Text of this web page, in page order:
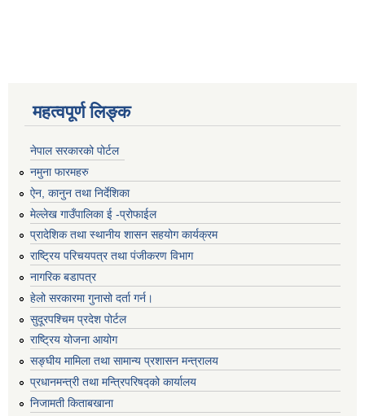
महत्वपूर्ण लिङ्क
नेपाल सरकारको पोर्टल
नमुना फारमहरु
ऐन, कानुन तथा निर्देशिका
मेल्लेख गाउँपालिका ई -प्रोफाईल
प्रादेशिक तथा स्थानीय शासन सहयोग कार्यक्रम
राष्ट्रिय परिचयपत्र तथा पंजीकरण विभाग
नागरिक बडापत्र
हेलो सरकारमा गुनासो दर्ता गर्न।
सुदूरपश्चिम प्रदेश पोर्टल
राष्ट्रिय योजना आयोग
सङ्‍घीय मामिला तथा सामान्य प्रशासन मन्त्रालय
प्रधानमन्त्री तथा मन्त्रिपरिषद्को कार्यालय
निजामती किताबखाना